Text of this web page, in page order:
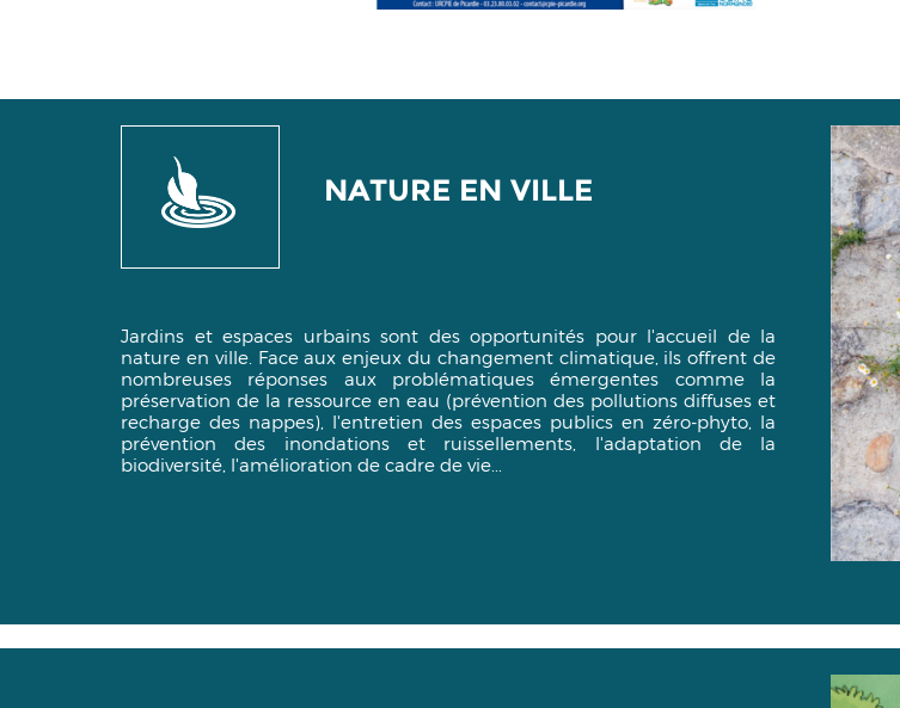
NATURE EN VILLE
Jardins et espaces urbains sont des opportunités pour l'accueil de la
nature en ville. Face aux enjeux du changement climatique, ils offrent de
nombreuses réponses aux problématiques émergentes comme la
préservation de la ressource en eau (prévention des pollutions diffuses et
recharge des nappes), l'entretien des espaces publics en zéro-phyto, la
prévention des inondations et ruissellements, l'adaptation de la
biodiversité, l'amélioration de cadre de vie...